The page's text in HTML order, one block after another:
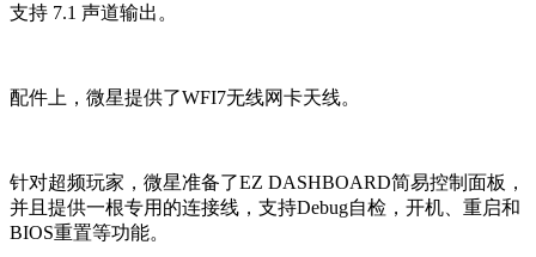
支持 7.1 声道输出。
配件上，微星提供了WFI7无线网卡天线。
针对超频玩家，微星准备了EZ DASHBOARD简易控制面板，
并且提供一根专用的连接线，支持Debug自检，开机、重启和
BIOS重置等功能。